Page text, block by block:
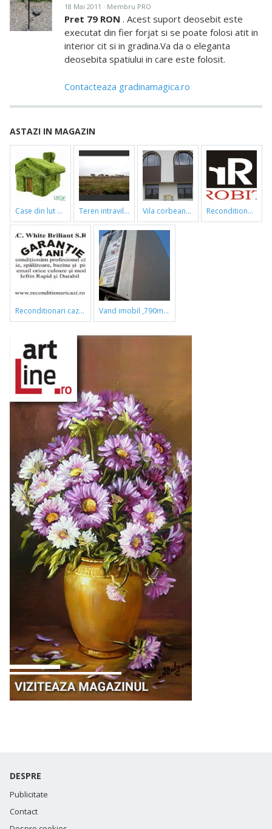
18 Mai 2011 · Membru PRO
Pret 79 RON . Acest suport deosebit este
executat din fier forjat si se poate folosi atit in
interior cit si in gradina.Va da o eleganta
deosebita spatiului in care este folosit.
Contacteaza gradinamagica.ro
ASTAZI IN MAGAZIN
case din lut si paie teren intravilan vila corbeanca reconditionari cazi de baie
reconditionari cazi de baie vand imobil ,790m,piata gorjului,pret negociabil
DESPRE
Publicitate
Contact